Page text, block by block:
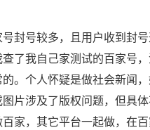
号较多，且用户收到封号
了我自己家测试的百家号，
。个人怀疑是做社会新闻
片涉及了版权问题，但具
家，其它平台一起做，在